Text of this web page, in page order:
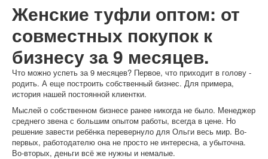
Женские туфли оптом: от
совместных покупок к
бизнесу за 9 месяцев.
Что можно успеть за 9 месяцев? Первое, что приходит в голову -
родить. А еще построить собственный бизнес. Для примера,
история нашей постоянной клиентки.
Мыслей о собственном бизнесе ранее никогда не было. Менеджер
среднего звена с большим опытом работы, всегда в цене. Но
решение завести ребёнка перевернуло для Ольги весь мир. Во-
первых, работодателю она не просто не интересна, а убыточна.
Во-вторых, деньги всё же нужны и немалые.